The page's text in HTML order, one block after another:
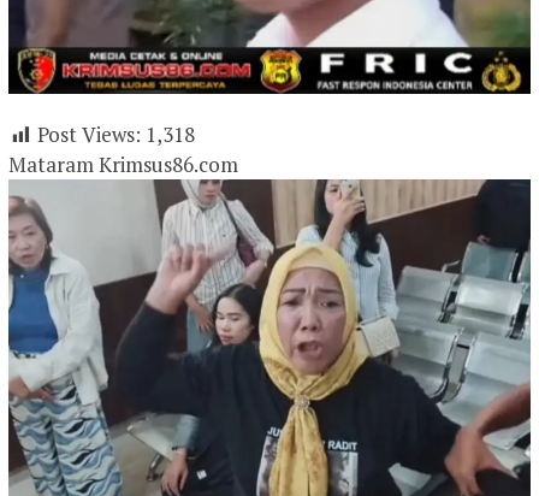
Post Views: 1,318
Mataram Krimsus86.com